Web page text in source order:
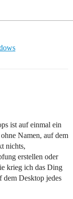
ist auf einmal ein
Namen, auf dem
nichts,
erstellen oder
krieg ich das Ding
dem Desktop jedes